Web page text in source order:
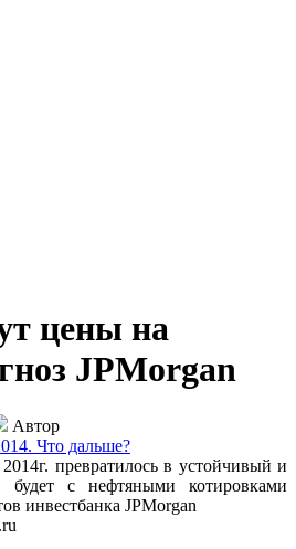
цены на
JPMorgan
Автор
Что дальше?
превратилось в устойчивый и
будет с нефтяными котировками
инвестбанка JPMorgan